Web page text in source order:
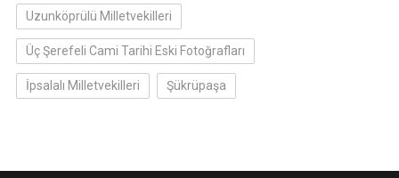
Uzunköprülü Milletvekilleri
Üç Şerefeli Cami Tarihi Eski Fotoğrafları
İpsalalı Milletvekilleri Şükrüpaşa